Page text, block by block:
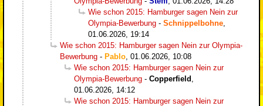
Wie schon 2015: Hamburger sagen Nein zur
Olympia-Bewerbung - Schnippelbohne
01.06.2026, 19:14
Wie schon 2015: Hamburger sagen Nein zur Olympia-
Bewerbung - Pablo 01.06.2026, 10:08
Wie schon 2015: Hamburger sagen Nein zur
Olympia-Bewerbung - Copperfield
01.06.2026, 14:12
Wie schon 2015: Hamburger sagen Nein zur